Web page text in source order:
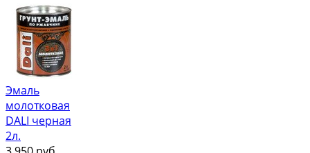
Эмаль
молотковая
DALI черная
2л.